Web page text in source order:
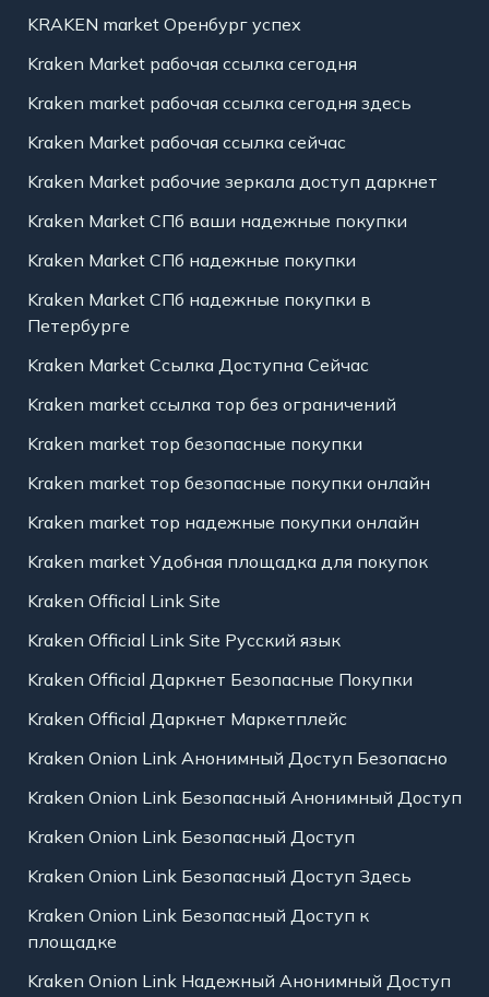
KRAKEN market Оренбург успех
Kraken Market рабочая ссылка сегодня
Kraken market рабочая ссылка сегодня здесь
Kraken Market рабочая ссылка сейчас
Kraken Market рабочие зеркала доступ даркнет
Kraken Market СПб ваши надежные покупки
Kraken Market СПб надежные покупки
Kraken Market СПб надежные покупки в
Петербурге
Kraken Market Ссылка Доступна Сейчас
Kraken market ссылка тор без ограничений
Kraken market тор безопасные покупки
Kraken market тор безопасные покупки онлайн
Kraken market тор надежные покупки онлайн
Kraken market Удобная площадка для покупок
Kraken Official Link Site
Kraken Official Link Site Русский язык
Kraken Official Даркнет Безопасные Покупки
Kraken Official Даркнет Маркетплейс
Kraken Onion Link Анонимный Доступ Безопасно
Kraken Onion Link Безопасный Анонимный Доступ
Kraken Onion Link Безопасный Доступ
Kraken Onion Link Безопасный Доступ Здесь
Kraken Onion Link Безопасный Доступ к
площадке
Kraken Onion Link Надежный Анонимный Доступ